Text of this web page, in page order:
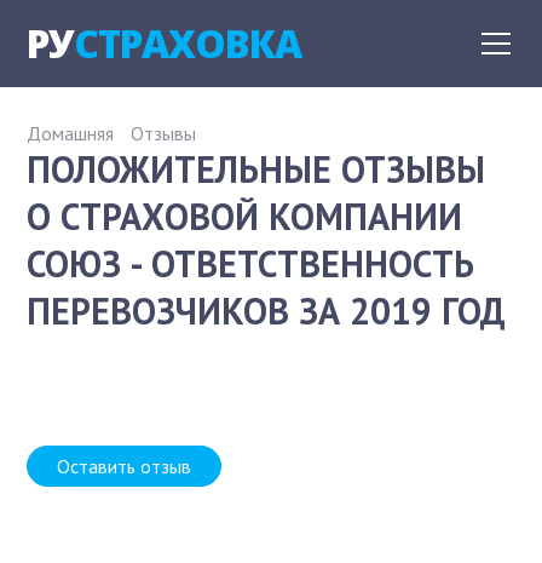
РУСТРАХОВКА
Домашняя Отзывы
ПОЛОЖИТЕЛЬНЫЕ ОТЗЫВЫ
О СТРАХОВОЙ КОМПАНИИ
СОЮЗ - ОТВЕТСТВЕННОСТЬ
ПЕРЕВОЗЧИКОВ ЗА 2019 ГОД
Оставить отзыв